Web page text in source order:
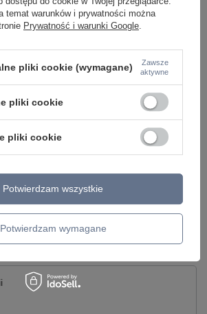
Masz pytania lub
cenę?
odpowiemy
Napisz do nas
opinię
5/5
temat warunków i prywatności można
Prywatność i warunki Google
pliki cookie (wymagane)
Zawsze
aktywne
pliki cookie
pliki cookie
Potwierdzam wymagane
Potwierdzam wszystkie